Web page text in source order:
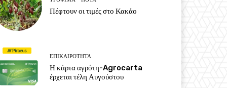
Πέφτουν οι τιμές στο Κακάο
ΕΠΙΚΑΙΡΌΤΗΤΑ
Η κάρτα αγρότη-Agrocarta
έρχεται τέλη Αυγούστου